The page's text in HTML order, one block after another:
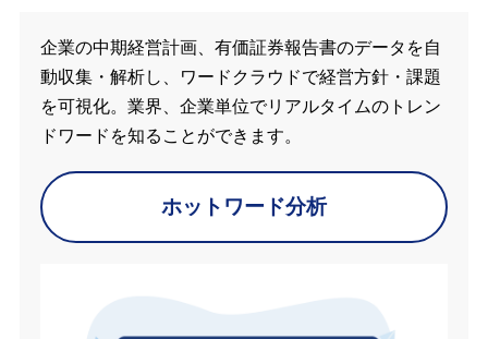
企業の中期経営計画、有価証券報告書のデータを自
動収集・解析し、ワードクラウドで経営方針・課題
を可視化。業界、企業単位でリアルタイムのトレン
ドワードを知ることができます。
ホットワード分析